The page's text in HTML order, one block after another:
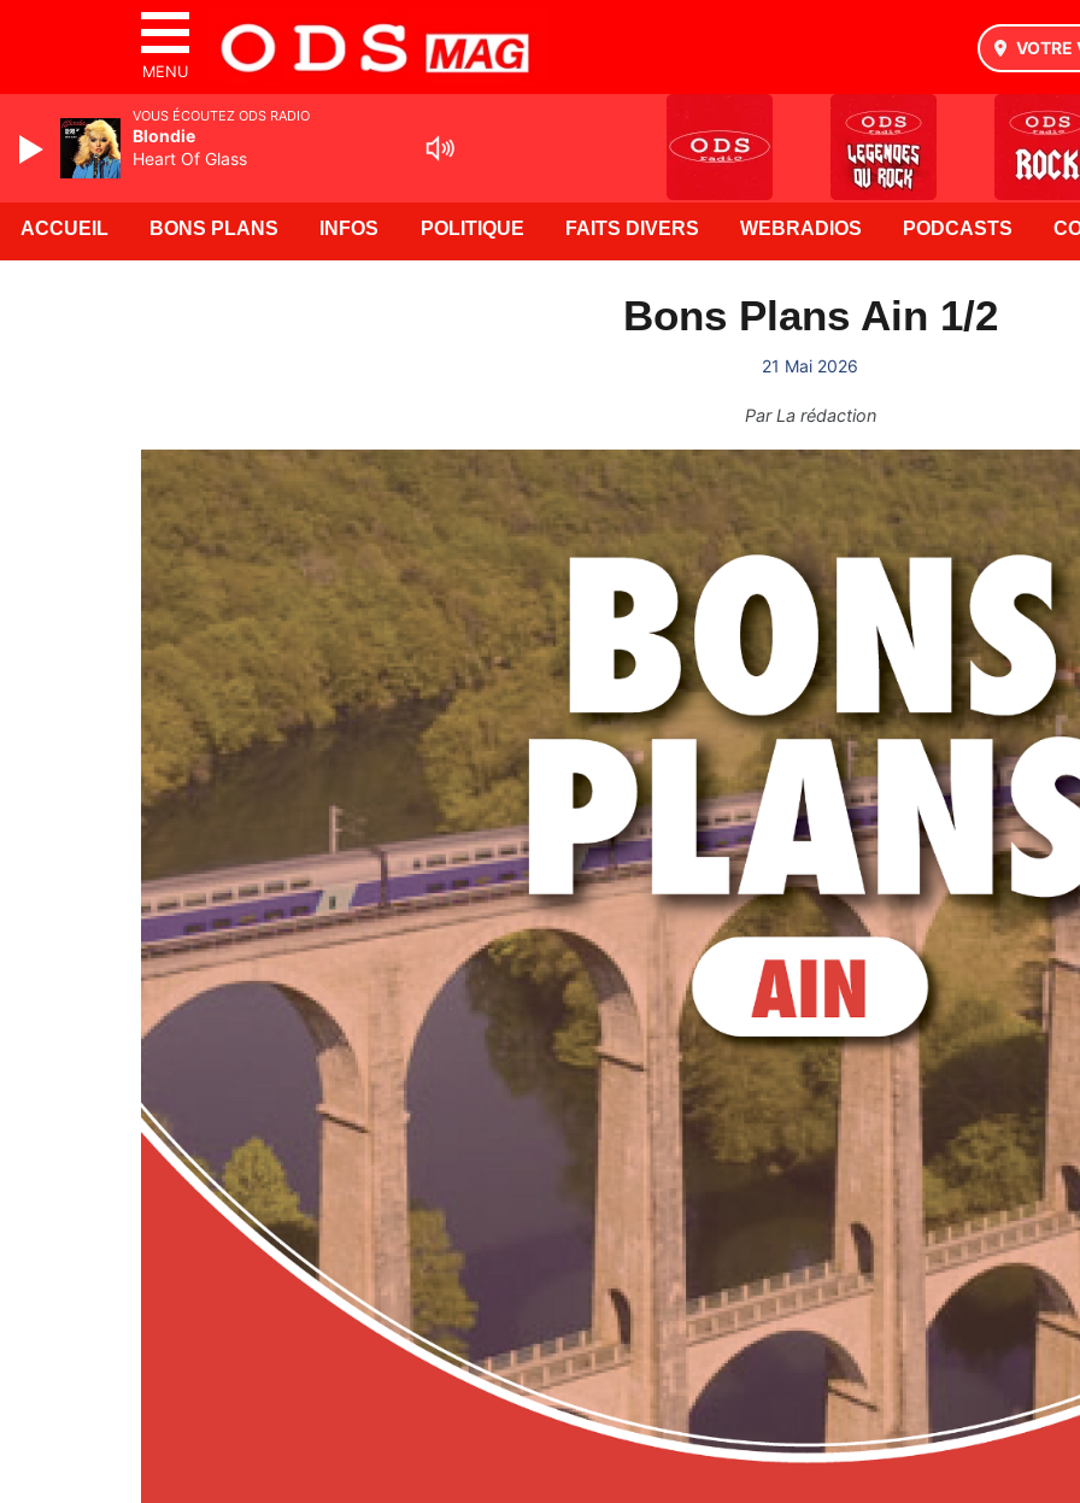
MENU
VOTRE
ACCUEIL BONS PLANS INFOS POLITIQUE FAITS DIVERS WEBRADIOS PODCASTS
Bons Plans Ain 1/2
21 Mai 2026
ParLa rédaction
VOUS ÉCOUTEZ ODS RADIO
Blondie
Heart Of Glass